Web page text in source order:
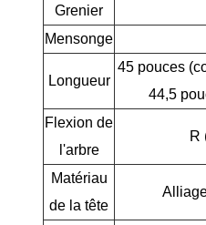
Grenier
Mensonge
Longueur
45 pouces
44,5
Flexion de
l'arbre
R
Matériau
de la tête